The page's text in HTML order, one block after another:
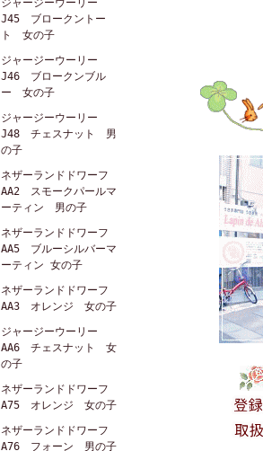
ジャージーウーリー
J45 ブロークントー
ト 女の子
ジャージーウーリー
J46 ブロークンブル
ー 女の子
ジャージーウーリー
J48 チェスナット 男
の子
ネザーランドドワーフ
AA2 スモークパールマ
ーティン 男の子
ネザーランドドワーフ
AA5 ブルーシルバーマ
ーティン 女の子
ネザーランドドワーフ
AA3 オレンジ 女の子
ジャージーウーリー
AA6 チェスナット 女
の子
ネザーランドドワーフ
A75 オレンジ 女の子
ネザーランドドワーフ
A76 フォーン 男の子